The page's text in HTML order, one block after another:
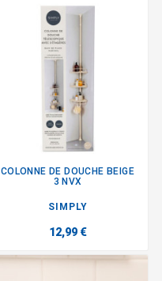
COLONNE DE DOUCHE BEIGE
3 NVX
SIMPLY
12,99 €